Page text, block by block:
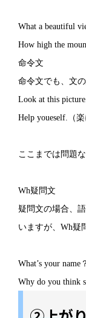
What a beautiful
How high the
命令文
命令文でも、文
Look at this
Help youeself.（
ここまでは問題
Wh疑問文
疑問文の場合、
いますが、Wh疑
What’s your
Why do you think